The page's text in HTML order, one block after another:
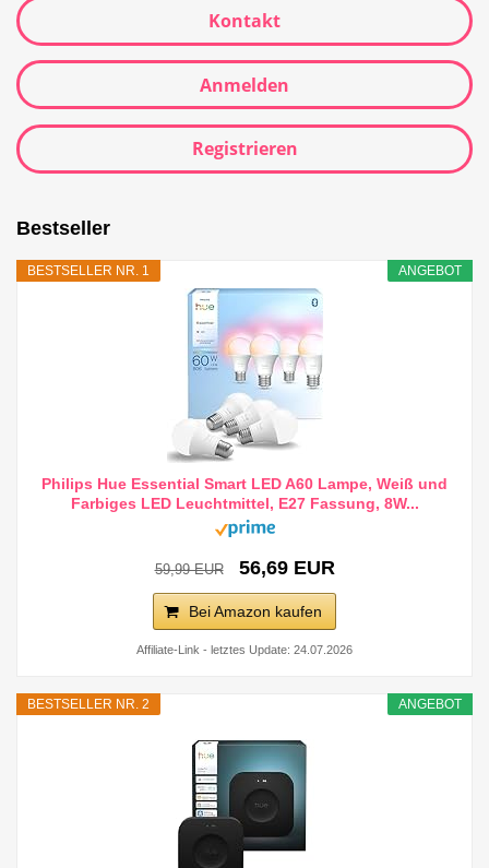
Kontakt
Anmelden
Registrieren
Bestseller
ANGEBOT
BESTSELLER NR. 1
Philips Hue Essential Smart LED A60 Lampe, Weiß und
Farbiges LED Leuchtmittel, E27 Fassung, 8W...
59,99 EUR 56,69 EUR
Bei Amazon kaufen
Affiliate-Link - letztes Update: 24.07.2026
ANGEBOT
BESTSELLER NR. 2